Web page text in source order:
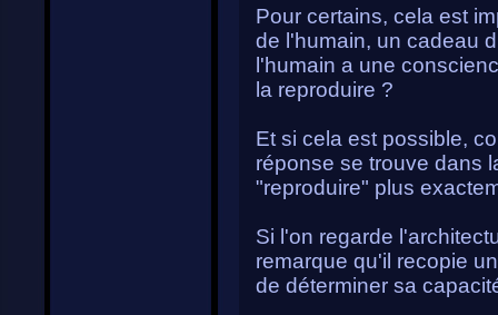
Pour certains, cela est
de l'humain, un cadeau
l'humain a une
la reproduire ?
Et si cela est possible,
réponse se trouve dans
"reproduire" plus
Si l'on regarde
remarque qu'il recopie
de déterminer sa